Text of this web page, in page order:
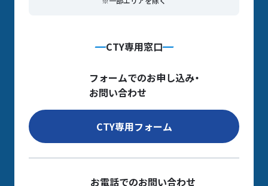
CTY専用窓口
フォームでのお申し込み・
お問い合わせ
CTY専用フォーム
お電話でのお問い合わせ